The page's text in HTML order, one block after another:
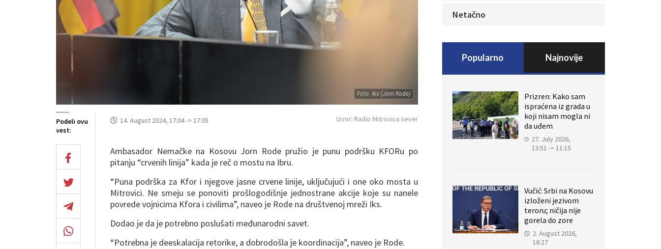
Foto: Iks (Jorn Rode)
Podeli ovu
vest:
14. August 2024, 17:04 -> 17:05 Izvor: Radio Mitrovica sever
Ambasador Nemačke na Kosovu Jorn Rode pružio je punu podršku KFORu po
pitanju “crvenih linija” kada je reč o mostu na Ibru.
“Puna podrška za Kfor i njegove jasne crvene linije, uključujući i one oko mosta u
Mitrovici. Ne smeju se ponoviti prošlogodišnje jednostrane akcije koje su nanele
povrede vojnicima Kfora i civilima”, naveo je Rode na društvenoj mreži Iks.
Dodao je da je potrebno poslušati međunarodni savet.
“Potrebna je deeskalacija retorike, a dobrodošla je koordinacija”, naveo je Rode.
Netačno
Popularno Najnovije
Prizren: Kako sam
ispraćena iz grada u
koji nisam mogla ni
da uđem
27. July 2026,
13:51 -> 11:15
Vučić: Srbi na Kosovu
izloženi jezivom
teroru; ničija nije
gorela do zore
2. August 2026,
16:27